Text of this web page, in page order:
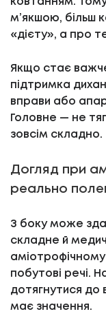
м’якшою, більш
«дієту», а про
Якщо стає
підтримка
вправи або
Головне — не
зовсім складно.
Догляд при
реально
З боку може
складне й
аміотрофічному
побутові речі.
дотягнутися до
має значення.